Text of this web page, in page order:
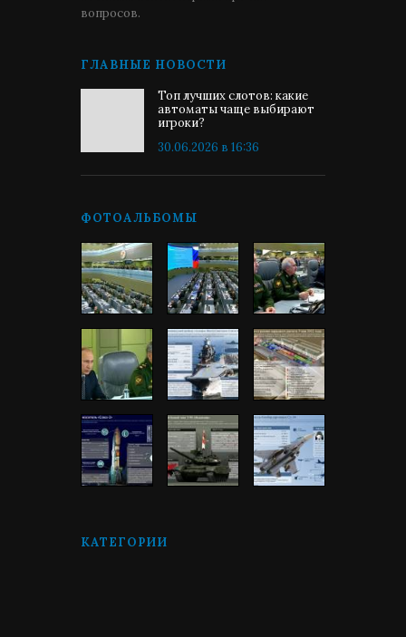
вопросов.
ГЛАВНЫЕ НОВОСТИ
Топ лучших слотов: какие
автоматы чаще выбирают
игроки?
30.06.2026 в 16:36
ФОТОАЛЬБОМЫ
КАТЕГОРИИ